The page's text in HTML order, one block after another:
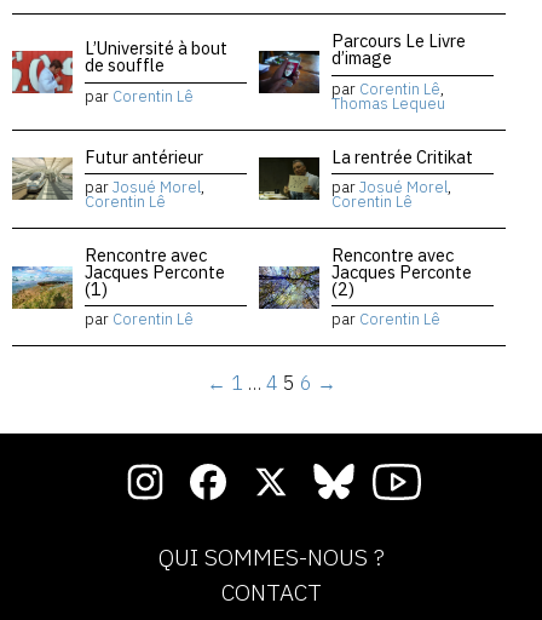
L’Université à bout
de souffle
par Corentin Lê
Parcours Le Livre
d’image
par Corentin Lê,
Thomas Lequeu
Futur antérieur
parJosué Morel,
Corentin Lê
La rentrée Critikat
parJosué Morel,
Corentin Lê
Rencontre avec
Jacques Perconte
(1)
par Corentin Lê
Rencontre avec
Jacques Perconte
(2)
par Corentin Lê
← 1 … 4 5 6 →
QUI SOMMES-NOUS ?
CONTACT